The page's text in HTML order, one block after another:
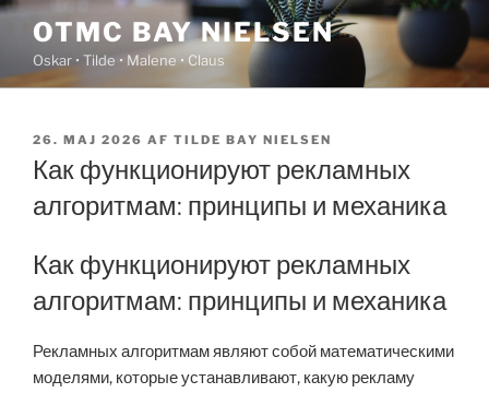
Videre
indhold
OTMC BAY NIELSEN
Oskar • Tilde • Malene • Claus
UDGIVET
DEN
26. MAJ 2026 AF TILDE BAY NIELSEN
Как функционируют рекламных
алгоритмам: принципы и механика
Как функционируют рекламных
алгоритмам: принципы и механика
Рекламных алгоритмам являют собой математическими
моделями, которые устанавливают, какую рекламу